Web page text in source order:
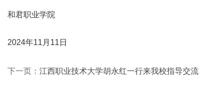
和君职业学院
2024年11月11日
下一页： 江西职业技术大学胡永红一行来我校指导交流